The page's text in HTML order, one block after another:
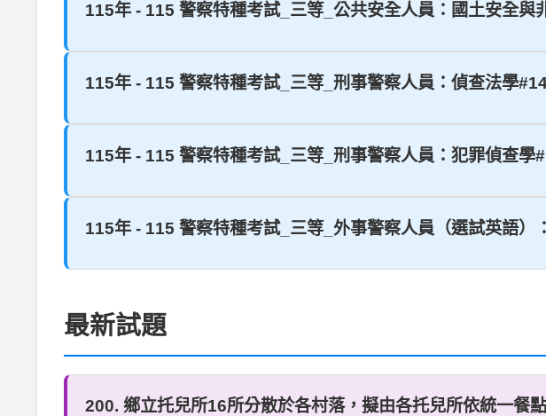
115年 - 115 警察特種考試_三等_公共安全人員：國土安全與
115年 - 115 警察特種考試_三等_刑事警察人員：偵查法學
115年 - 115 警察特種考試_三等_刑事警察人員：犯罪偵查學
115年 - 115 警察特種考試_三等_外事警察人員（選試英語
最新試題
200. 鄉立托兒所16所分散於各村落，擬由各托兒所依統一餐